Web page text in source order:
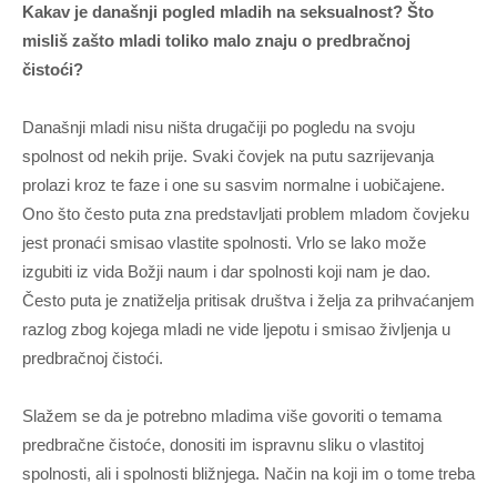
Kakav je današnji pogled mladih na seksualnost? Što
misliš zašto mladi toliko malo znaju o predbračnoj
čistoći?
Današnji mladi nisu ništa drugačiji po pogledu na svoju
spolnost od nekih prije. Svaki čovjek na putu sazrijevanja
prolazi kroz te faze i one su sasvim normalne i uobičajene.
Ono što često puta zna predstavljati problem mladom čovjeku
jest pronaći smisao vlastite spolnosti. Vrlo se lako može
izgubiti iz vida Božji naum i dar spolnosti koji nam je dao.
Često puta je znatiželja pritisak društva i želja za prihvaćanjem
razlog zbog kojega mladi ne vide ljepotu i smisao življenja u
predbračnoj čistoći.
Slažem se da je potrebno mladima više govoriti o temama
predbračne čistoće, donositi im ispravnu sliku o vlastitoj
spolnosti, ali i spolnosti bližnjega. Način na koji im o tome treba